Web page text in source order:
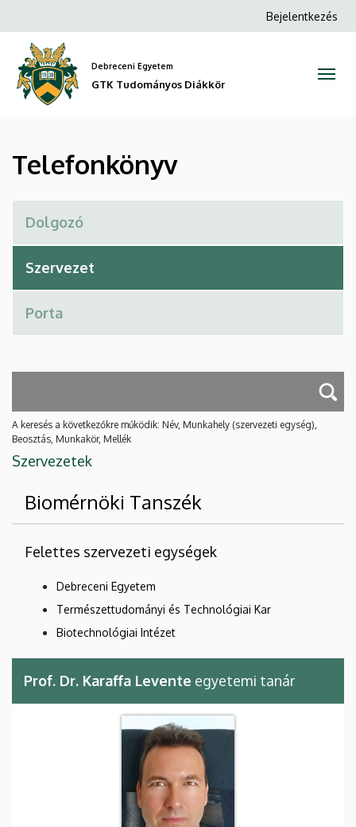
GTK
Tudományos
Diákkör
a
tartalomra
Anonim
Bejelentkezés
Debreceni Egyetem
GTK Tudományos Diákkör
Telefonkönyv
A keresés a következőkre működik: Név, Munkahely (szervezeti egység),
Beosztás, Munkakör, Mellék
Szervezetek
Biomérnöki Tanszék
Felettes szervezeti egységek
Debreceni Egyetem
Természettudományi és Technológiai Kar
Biotechnológiai Intézet
Prof. Dr. Karaffa Levente egyetemi tanár